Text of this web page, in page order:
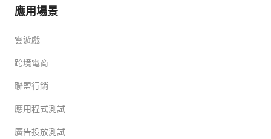
應用場景
雲遊戲
跨境電商
聯盟行銷
應用程式測試
廣告投放測試